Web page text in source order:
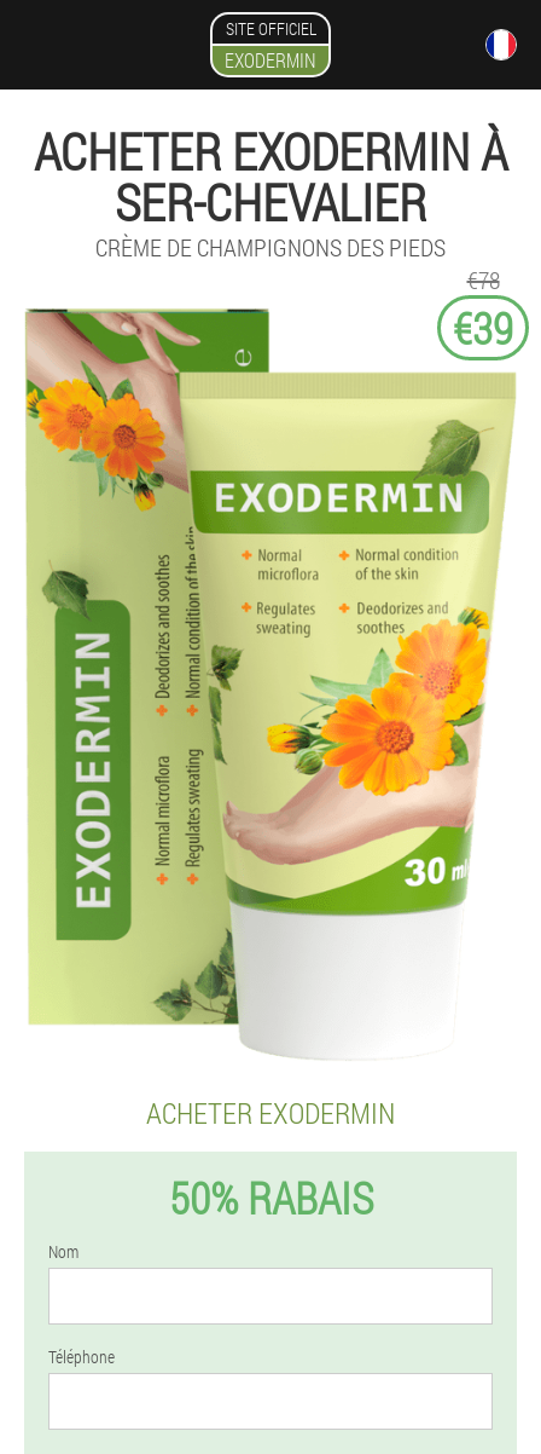
SITE OFFICIEL
EXODERMIN
ACHETER EXODERMIN À
SER-CHEVALIER
CRÈME DE CHAMPIGNONS DES PIEDS
€78
€39
ACHETER EXODERMIN
50% RABAIS
Nom
Téléphone